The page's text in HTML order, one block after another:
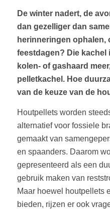
De winter nadert, de
dan gezelliger dan
herinneringen ophalen,
feestdagen? Die kachel
kolen- of gashaard
pelletkachel. Hoe
van de keuze van de
Houtpellets worden
alternatief voor fossiele
gemaakt van
en spaanders. Daarom
gepresenteerd als een
gebruik maken van
Maar hoewel houtpellets
bieden, rijzen er ook